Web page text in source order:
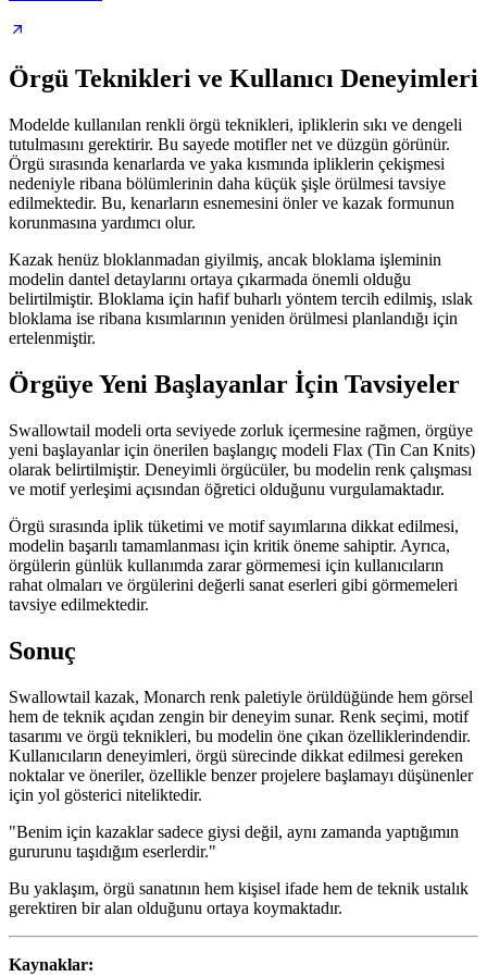
Örgü Teknikleri ve Kullanıcı Deneyimleri
Modelde kullanılan renkli örgü teknikleri, ipliklerin sıkı ve dengeli
tutulmasını gerektirir. Bu sayede motifler net ve düzgün görünür.
Örgü sırasında kenarlarda ve yaka kısmında ipliklerin çekişmesi
nedeniyle ribana bölümlerinin daha küçük şişle örülmesi tavsiye
edilmektedir. Bu, kenarların esnemesini önler ve kazak formunun
korunmasına yardımcı olur.
Kazak henüz bloklanmadan giyilmiş, ancak bloklama işleminin
modelin dantel detaylarını ortaya çıkarmada önemli olduğu
belirtilmiştir. Bloklama için hafif buharlı yöntem tercih edilmiş, ıslak
bloklama ise ribana kısımlarının yeniden örülmesi planlandığı için
ertelenmiştir.
Örgüye Yeni Başlayanlar İçin Tavsiyeler
Swallowtail modeli orta seviyede zorluk içermesine rağmen, örgüye
yeni başlayanlar için önerilen başlangıç modeli Flax (Tin Can Knits)
olarak belirtilmiştir. Deneyimli örgücüler, bu modelin renk çalışması
ve motif yerleşimi açısından öğretici olduğunu vurgulamaktadır.
Örgü sırasında iplik tüketimi ve motif sayımlarına dikkat edilmesi,
modelin başarılı tamamlanması için kritik öneme sahiptir. Ayrıca,
örgülerin günlük kullanımda zarar görmemesi için kullanıcıların
rahat olmaları ve örgülerini değerli sanat eserleri gibi görmemeleri
tavsiye edilmektedir.
Sonuç
Swallowtail kazak, Monarch renk paletiyle örüldüğünde hem görsel
hem de teknik açıdan zengin bir deneyim sunar. Renk seçimi, motif
tasarımı ve örgü teknikleri, bu modelin öne çıkan özelliklerindendir.
Kullanıcıların deneyimleri, örgü sürecinde dikkat edilmesi gereken
noktalar ve öneriler, özellikle benzer projelere başlamayı düşünenler
için yol gösterici niteliktedir.
"Benim için kazaklar sadece giysi değil, aynı zamanda yaptığımın
gururunu taşıdığım eserlerdir."
Bu yaklaşım, örgü sanatının hem kişisel ifade hem de teknik ustalık
gerektiren bir alan olduğunu ortaya koymaktadır.
Kaynaklar: